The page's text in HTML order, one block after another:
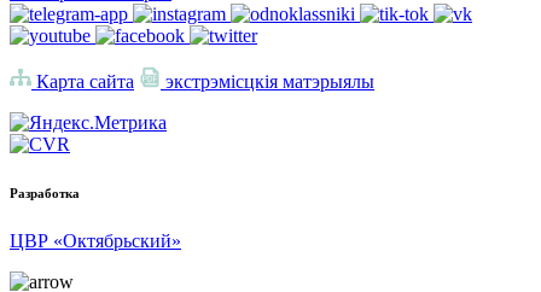
Карта сайта экстрэмісцкія матэрыялы
Разработка
ЦВР «Октябрьский»